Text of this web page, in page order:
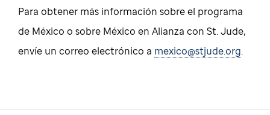
Para obtener más información sobre el programa
de México o sobre México en Alianza con St. Jude,
envíe un correo electrónico a mexico@stjude.org.